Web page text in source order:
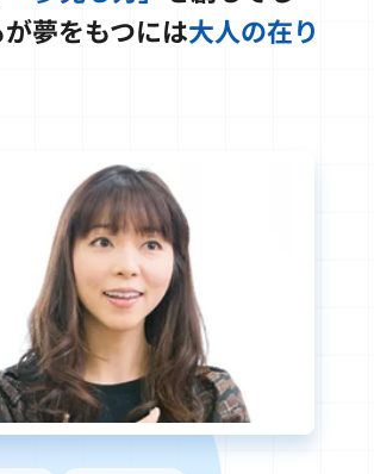
夢をもつには大人の在り